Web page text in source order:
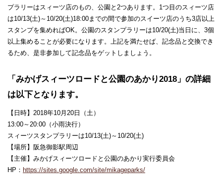
プラリーはスィーツ店のもの、公園と2つあります。1つ目のスィーツ店
は10/13(土)～10/20(土)18:00までの間で参加のスイーツ店のうち3店以上
スタンプを集めればOK。公園のスタンプラリーは10/20(土)当日に、3個
以上集めることが必要になります。上記を満たせば、記念品と交換でき
るため、是非参加して記念品をゲットしましょう。
「みかげスィーツロードと公園のあかり2018」の詳細
は以下となります。
【日時】2018年10月20日（土）
13:00～20:00（小雨決行）
スィーツスタンプラリーは10/13(土)～10/20(土)
【場所】阪急御影駅周辺
【主催】みかげスィーツロードと公園のあかり実行委員会
HP： https://sites.google.com/site/mikageparks/